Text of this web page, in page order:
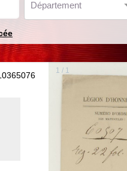
Département
1 / 1